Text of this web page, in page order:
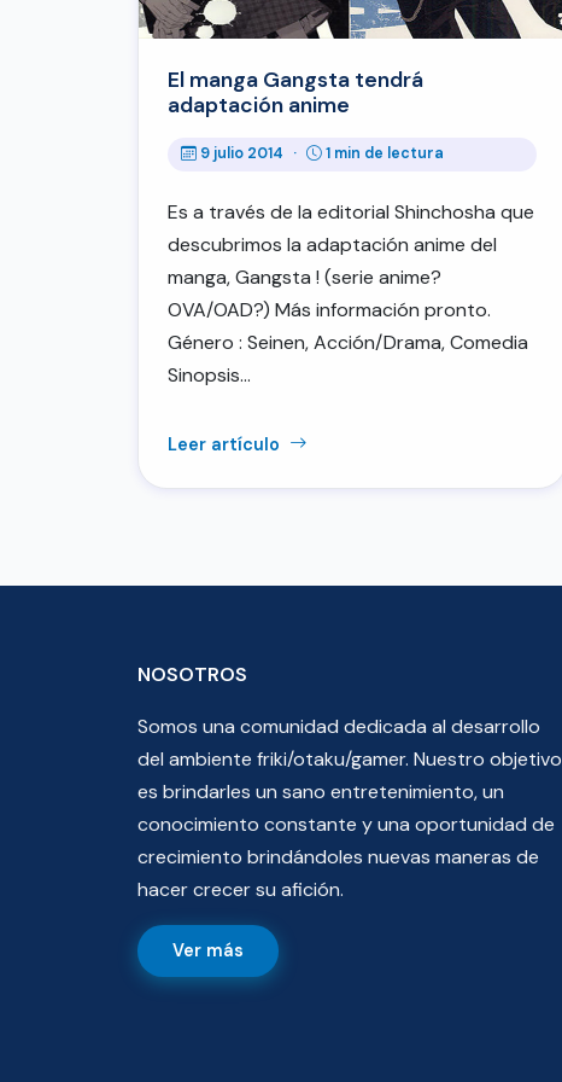
El manga Gangsta tendrá
adaptación anime
9 julio 2014 · 1 min de lectura
Es a través de la editorial Shinchosha que
descubrimos la adaptación anime del
manga, Gangsta ! (serie anime?
OVA/OAD?) Más información pronto.
Género : Seinen, Acción/Drama, Comedia
Sinopsis…
Leer artículo
NOSOTROS
Somos una comunidad dedicada al desarrollo
del ambiente friki/otaku/gamer. Nuestro objetivo
es brindarles un sano entretenimiento, un
conocimiento constante y una oportunidad de
crecimiento brindándoles nuevas maneras de
hacer crecer su afición.
Ver más